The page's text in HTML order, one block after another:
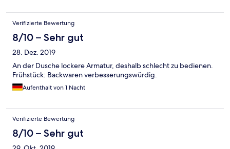
Verifizierte Bewertung
8/10 – Sehr gut
28. Dez. 2019
An der Dusche lockere Armatur, deshalb schlecht zu bedienen.
Frühstück: Backwaren verbesserungswürdig.
Aufenthalt von 1 Nacht
Verifizierte Bewertung
8/10 – Sehr gut